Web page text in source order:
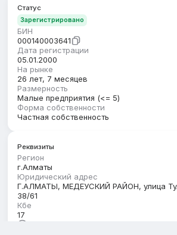
Статус
Зарегистрировано
БИН
000140003641
Дата регистрации
05.01.2000
На рынке
26 лет, 7 месяцев
Размерность
Малые предприятия (<= 5)
Форма собственности
Частная собственность
Реквизиты
Регион
г.Алматы
Юридический адрес
Г.АЛМАТЫ, МЕДЕУСКИЙ РАЙОН, улица
38/61
Кбе
17